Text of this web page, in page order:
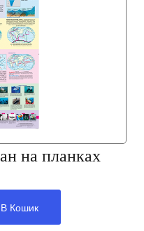
Медичні тренажери та манекени
Мультимедійне обладнання
на планках
Кошик